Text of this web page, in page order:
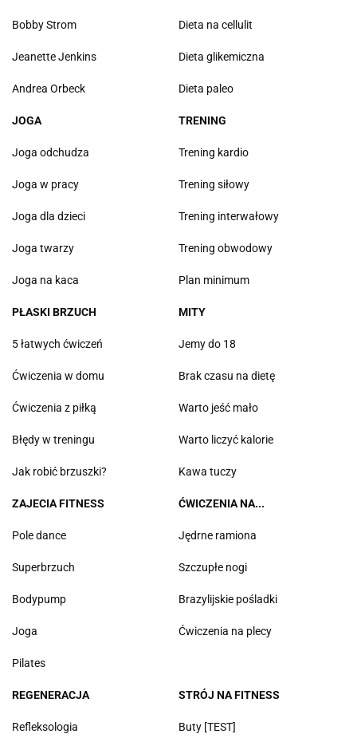
Bobby Strom
Jeanette Jenkins
Andrea Orbeck
Dieta na cellulit
Dieta glikemiczna
Dieta paleo
JOGA
Joga odchudza
Joga w pracy
Joga dla dzieci
Joga twarzy
Joga na kaca
TRENING
Trening kardio
Trening siłowy
Trening interwałowy
Trening obwodowy
Plan minimum
PŁASKI BRZUCH
5 łatwych ćwiczeń
Ćwiczenia w domu
Ćwiczenia z piłką
Błędy w treningu
Jak robić brzuszki?
MITY
Jemy do 18
Brak czasu na dietę
Warto jeść mało
Warto liczyć kalorie
Kawa tuczy
ZAJECIA FITNESS
Pole dance
Superbrzuch
Bodypump
Joga
Pilates
ĆWICZENIA NA...
Jędrne ramiona
Szczupłe nogi
Brazylijskie pośladki
Ćwiczenia na plecy
REGENERACJA
Refleksologia
STRÓJ NA FITNESS
Buty [TEST]